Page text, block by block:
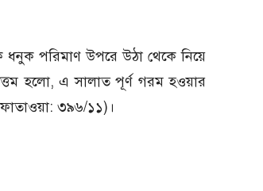
পরিমাণ উপরে উঠা থেকে নিয়ে
হলাে, এ সালাত পূর্ণ গরম হওয়ার
৩৯৬/১১)।